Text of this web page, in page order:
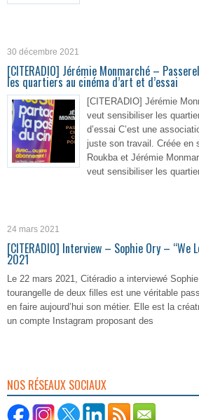
30 décembre 2021
[CITERADIO] Jérémie Monmarché –
les quartiers au cinéma d’art et d’essai
[CITERADIO] Jérémie
veut sensibiliser les
d’essai C’est une
juste son travail. Créée en
Roukba et Jérémie
veut sensibiliser les
24 mars 2021
[CITERADIO] Interview – Sophie Ory – “We
2021
Le 22 mars 2021, Citéradio a interviewé
tourangelle de deux filles est une véritable
en faire aujourd’hui son métier. Elle est la
un compte Instagram proposant des
NOS RÉSEAUX SOCIAUX